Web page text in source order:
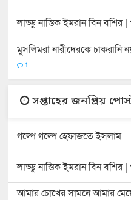
লাড্ডু নাস্তিক ইমরান বিন বশির
মুসলিমরা নারীদেরকে চাকরানি
1
সপ্তাহের জনপ্রিয়
গল্পে গল্পে হেফাজতে ইসলাম
লাড্ডু নাস্তিক ইমরান বিন বশির |
আমার চোখের সামনে আমার